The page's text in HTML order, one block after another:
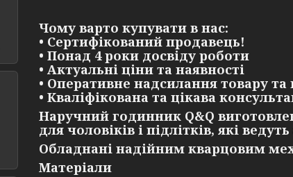
Чому варто купувати в нас:
• Сертифікований продавець!
• Понад 4 роки досвіду роботи
• Актуальні ціни та наявності
• Оперативне надсилання товару та
• Кваліфікована та цікава
Наручний годинник Q&Q
для чоловіків і підлітків, які
Обладнані надійним кварцовим
Матеріали